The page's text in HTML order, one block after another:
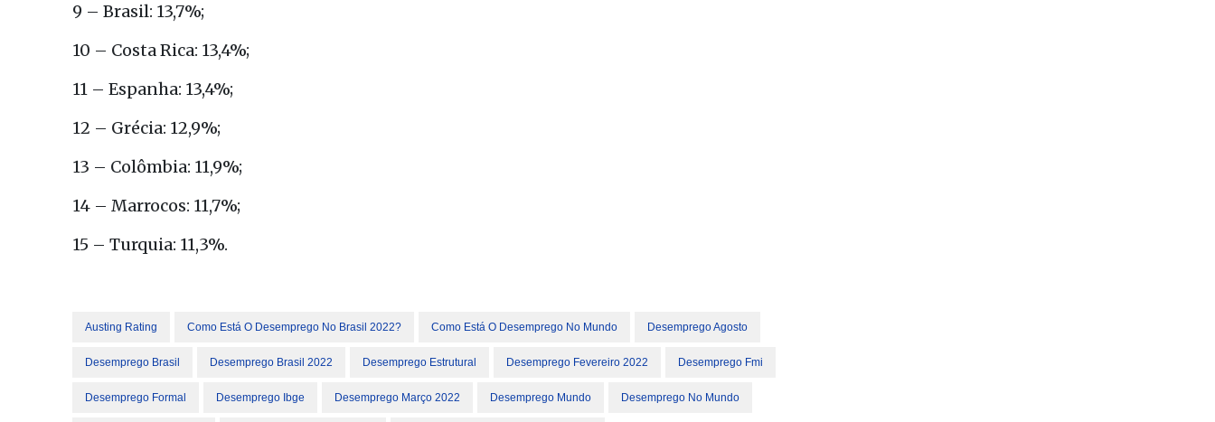
9 – Brasil: 13,7%;
10 – Costa Rica: 13,4%;
11 – Espanha: 13,4%;
12 – Grécia: 12,9%;
13 – Colômbia: 11,9%;
14 – Marrocos: 11,7%;
15 – Turquia: 11,3%.
Austing Rating Como Está O Desemprego No Brasil 2022? Como Está O Desemprego No Mundo Desemprego Agosto
Desemprego Brasil Desemprego Brasil 2022 Desemprego Estrutural Desemprego Fevereiro 2022 Desemprego Fmi
Desemprego Formal Desemprego Ibge Desemprego Março 2022 Desemprego Mundo Desemprego No Mundo